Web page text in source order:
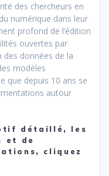
des chercheurs en
numérique dans leur
profond de l’édition
ouvertes par
des données de la
modèles
que depuis 10 ans se
autour
détaillé, les
et de
cliquez